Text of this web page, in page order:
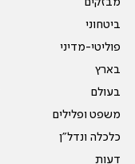
מבזקים
ביטחוני
פוליטי-מדיני
בארץ
בעולם
משפט ופלילים
כלכלה ונדל"ן
דעות